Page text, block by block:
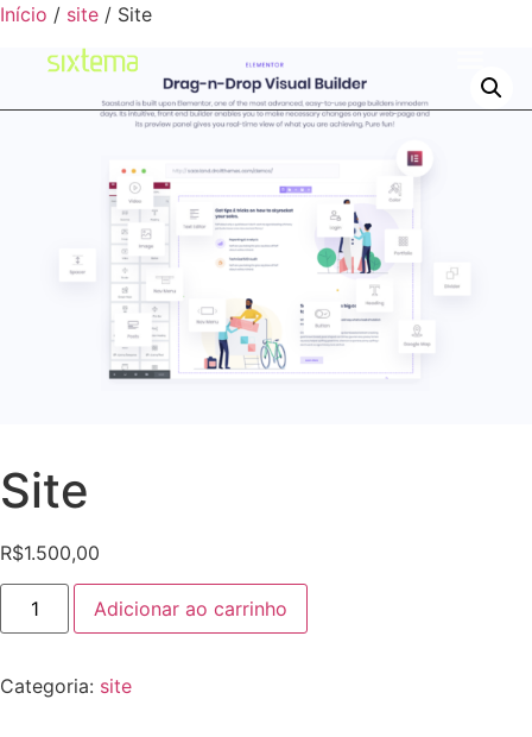
Início / site / Site
Site
R$1.500,00
Adicionar ao carrinho
Categoria: site